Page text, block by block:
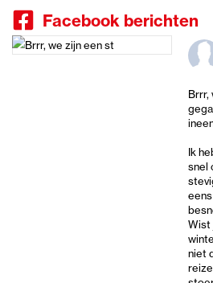
Facebook berichten
Brrr,
Ik
snel
Wist
niet